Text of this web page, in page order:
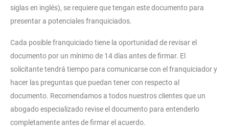
siglas en inglés), se requiere que tengan este documento para
presentar a potenciales franquiciados.
Cada posible franquiciado tiene la oportunidad de revisar el
documento por un mínimo de 14 días antes de firmar. El
solicitante tendrá tiempo para comunicarse con el franquiciador y
hacer las preguntas que puedan tener con respecto al
documento. Recomendamos a todos nuestros clientes que un
abogado especializado revise el documento para entenderlo
completamente antes de firmar el acuerdo.